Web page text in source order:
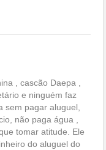
, cascão Daepa ,
e ninguém faz
sem pagar aluguel,
não paga água ,
tomar atitude. Ele
do aluguel do